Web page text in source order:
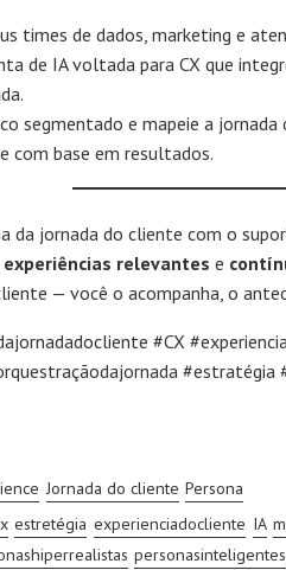
times de dados, marketing e
de IA voltada para CX que
segmentado e mapeie a jornada
com base em resultados.
da jornada do cliente com o
experiências relevantes e
— você o acompanha, o
#CX
#estratégia
Jornada do cliente Persona
estretégia experienciadocliente IA
personasinteligentes